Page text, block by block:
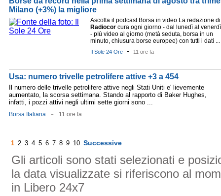
Milano (+3%) la migliore
Ascolta il podcast Borsa in video La redazione di
Radiocor cura ogni giorno - dal lunedì al venerdì
- pIù video al giorno (metà seduta, borsa in un
minuto, chiusura borse europee) con tutti i dati ...
Il Sole 24 Ore - 11 ore fa
Usa: numero trivelle petrolifere attive +3 a 454
Il numero delle trivelle petrolifere attive negli Stati Uniti e' lievemente
aumentato, la scorsa settimana. Stando al rapporto di Baker Hughes,
infatti, i pozzi attivi negli ultimi sette giorni sono ...
Borsa Italiana - 11 ore fa
1 2 3 4 5 6 7 8 9 10 Successive
Gli articoli sono stati selezionati e
la data visualizzate si riferiscono al
in Libero 24x7